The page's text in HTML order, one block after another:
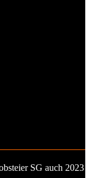
SG auch 2023